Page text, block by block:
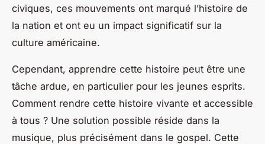
civiques, ces mouvements ont marqué l’histoire de
la nation et ont eu un impact significatif sur la
culture américaine.
Cependant, apprendre cette histoire peut être une
tâche ardue, en particulier pour les jeunes esprits.
Comment rendre cette histoire vivante et accessible
à tous ? Une solution possible réside dans la
musique, plus précisément dans le gospel. Cette